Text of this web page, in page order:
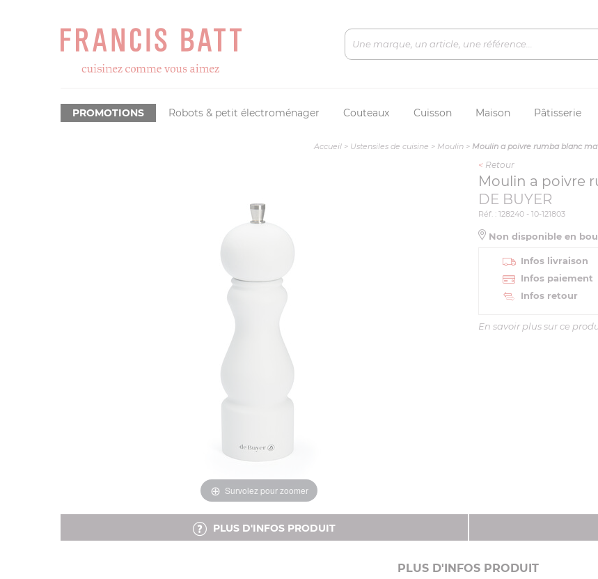
Robots & petit électroménager Couteaux Cuisson Maison Pâtisserie
PROMOTIONS
Accueil> Ustensiles de cuisine > Moulin> Moulin a poivre rumba blanc
Survolez pour zoomer
< Retour
Moulin a poivre
DE BUYER
Réf. : 128240 - 10-121803
Non disponible en
Infos livraison
Infos paiement
Infos retour
En savoir plus sur ce
PLUS D'INFOS PRODUIT
PLUS D'INFOS PRODUIT